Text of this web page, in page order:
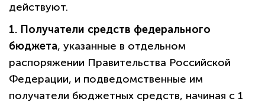
действуют.
1. Получатели средств федерального
бюджета, указанные в отдельном
распоряжении Правительства Российской
Федерации, и подведомственные им
получатели бюджетных средств, начиная с 1